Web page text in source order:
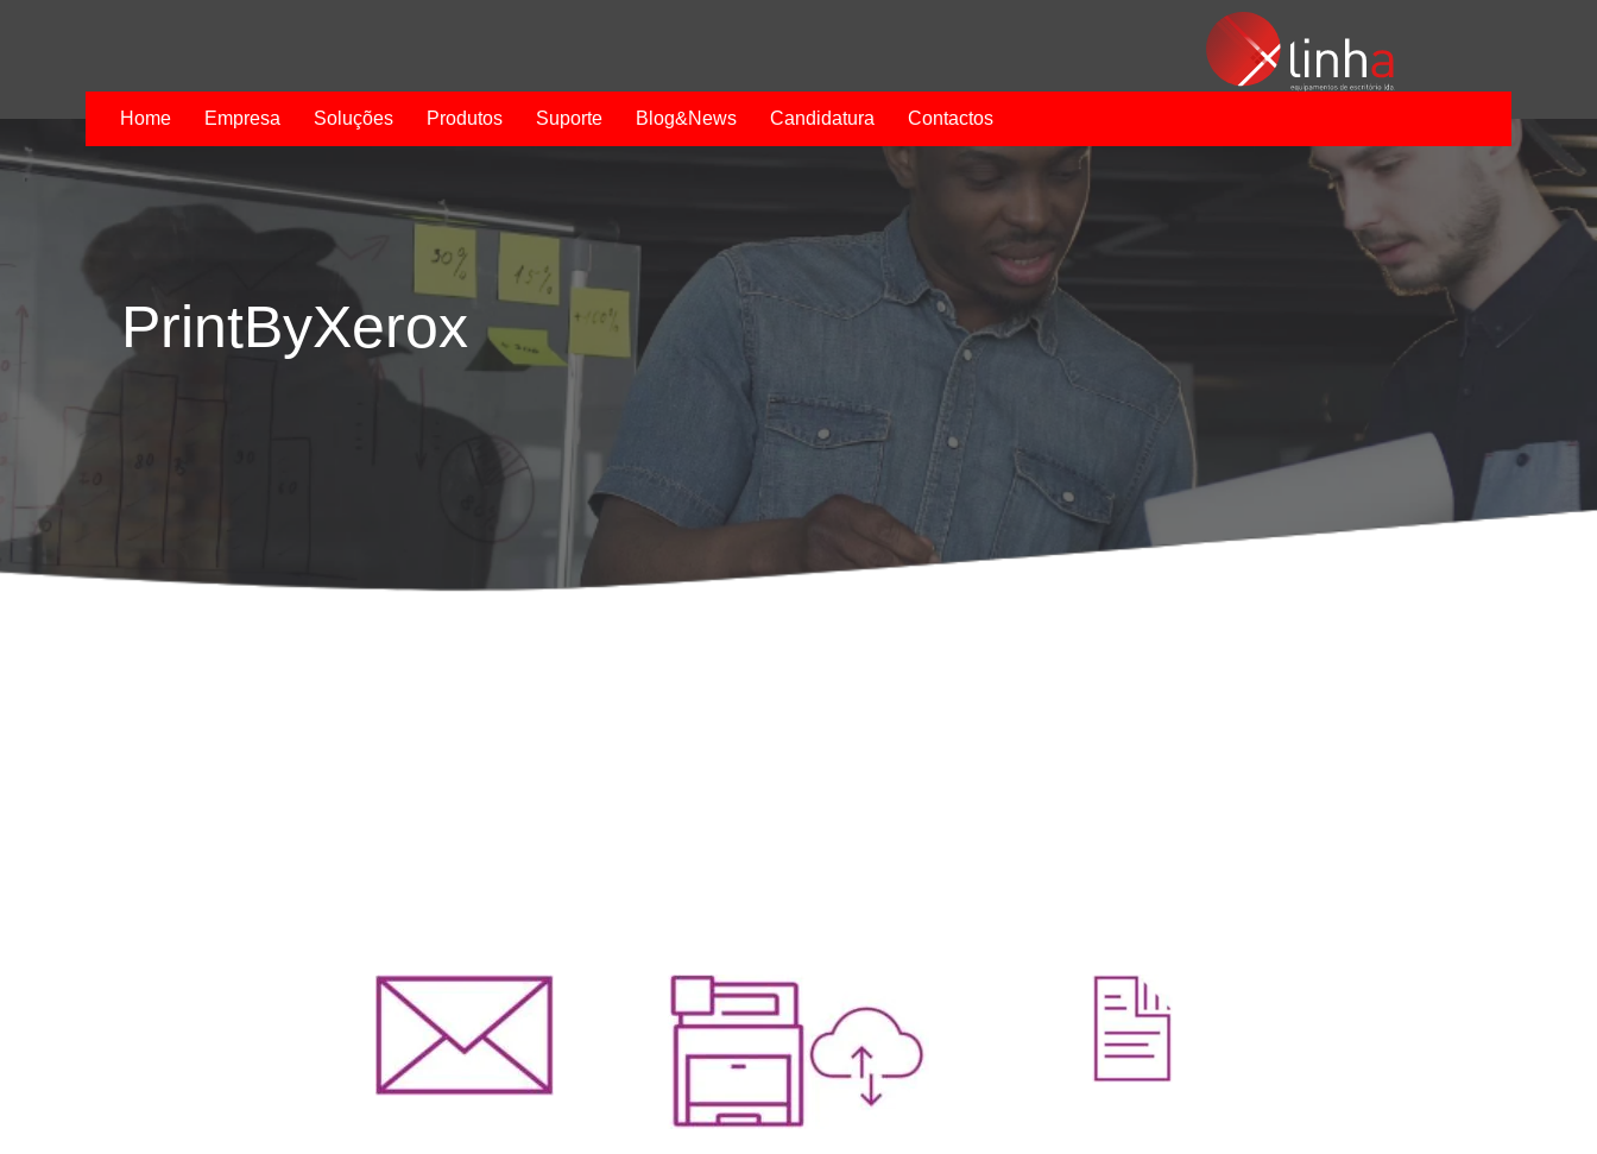
Home Empresa Soluções Produtos Suporte Blog&News Candidatura Contactos
PrintByXerox